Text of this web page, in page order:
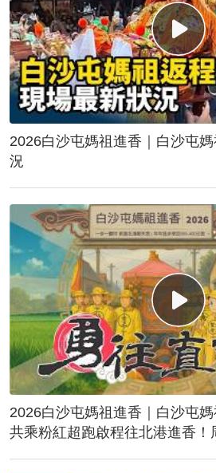
2026白沙屯媽祖進香｜白沙屯
況
2026白沙屯媽祖進香｜白沙屯
共乘粉紅超跑啟程往北港進香！